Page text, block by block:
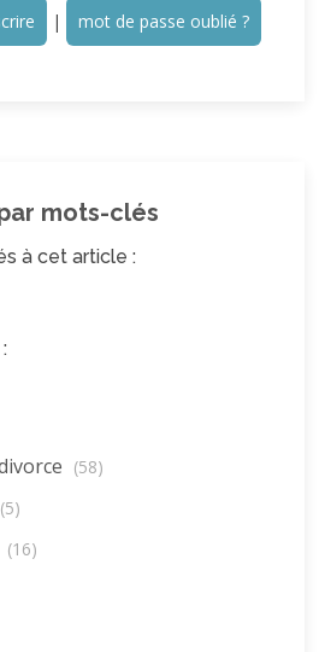
| mot de passe oublié ?
mots-clés
à cet article :
(58)
(5)
(16)